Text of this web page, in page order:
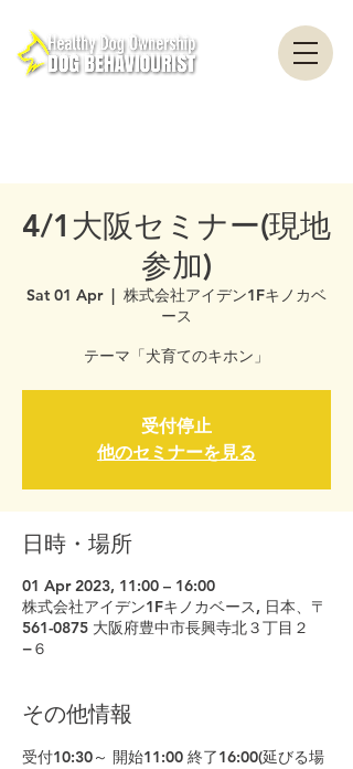
4/1大阪セミナー(現地
参加)
Sat 01 Apr
  |
株式会社アイデン1Fキノカベ
ース
テーマ「犬育てのキホン」
受付停止
他のセミナーを見る
日時・場所
01 Apr 2023, 11:00 – 16:00
株式会社アイデン1Fキノカベース, 日本、〒
561-0875 大阪府豊中市長興寺北３丁目２
−６
その他情報
受付10:30～ 開始11:00 終了16:00(延びる場